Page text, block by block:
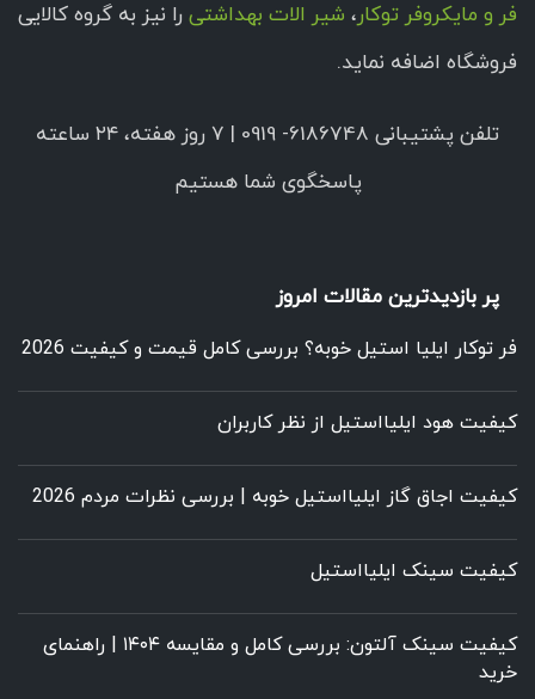
فر و مایکروفر توکار، شیر الات بهداشتی را نیز به گروه کالایی
فروشگاه اضافه نماید.
تلفن پشتیبانی 6186748- 0919 | ۷ روز هفته، ۲۴ ساعته
پاسخگوی شما هستیم
پر بازدیدترین مقالات امروز
فر توکار ایلیا استیل خوبه؟ بررسی کامل قیمت و کیفیت 2026
کیفیت هود ایلیااستیل از نظر کاربران
کیفیت اجاق گاز ایلیااستیل خوبه | بررسی نظرات مردم 2026
کیفیت سینک ایلیااستیل
کیفیت سینک آلتون: بررسی کامل و مقایسه ۱۴۰۴ | راهنمای
خرید